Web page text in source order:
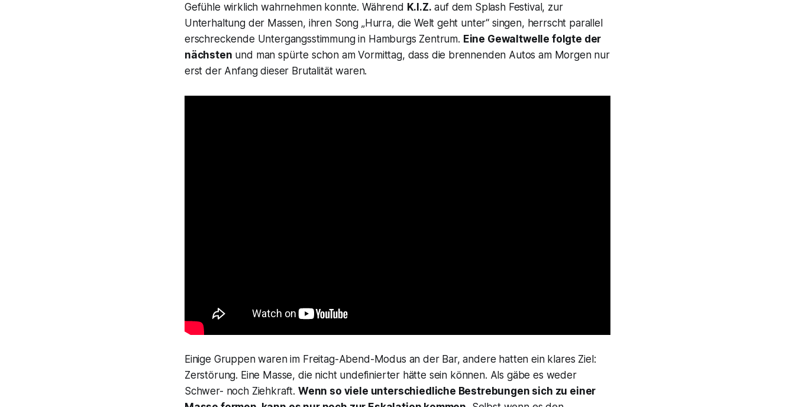
Gefühle wirklich wahrnehmen konnte. Während K.I.Z. auf dem Splash Festival, zur
Unterhaltung der Massen, ihren Song „Hurra, die Welt geht unter“ singen, herrscht parallel
erschreckende Untergangsstimmung in Hamburgs Zentrum. Eine Gewaltwelle folgte der
nächsten und man spürte schon am Vormittag, dass die brennenden Autos am Morgen nur
erst der Anfang dieser Brutalität waren.
Einige Gruppen waren im Freitag-Abend-Modus an der Bar, andere hatten ein klares Ziel:
Zerstörung. Eine Masse, die nicht undefinierter hätte sein können. Als gäbe es weder
Schwer- noch Ziehkraft. Wenn so viele unterschiedliche Bestrebungen sich zu einer